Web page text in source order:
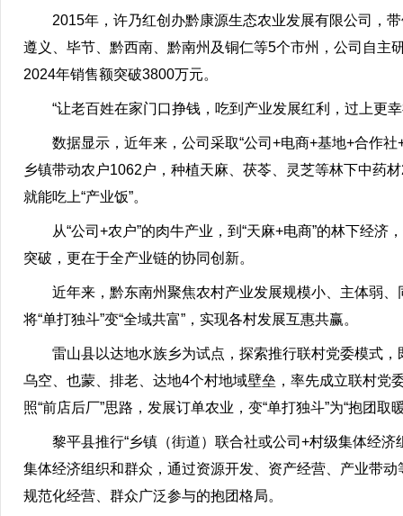
2015年，许乃红创办黔康源生态农业发展有限公司，
遵义、毕节、黔西南、黔南州及铜仁等5个市州，公司自主
2024年销售额突破3800万元。
“让老百姓在家门口挣钱，吃到产业发展红利，过上更
数据显示，近年来，公司采取“公司+电商+基地+合作
乡镇带动农户1062户，种植天麻、茯苓、灵芝等林下中药
就能吃上“产业饭”。
从“公司+农户”的肉牛产业，到“天麻+电商”的林下经
突破，更在于全产业链的协同创新。
近年来，黔东南州聚焦农村产业发展规模小、主体弱
将“单打独斗”变“全域共富”，实现各村发展互惠共赢。
雷山县以达地水族乡为试点，探索推行联村党委模式
乌空、也蒙、排老、达地4个村地域壁垒，率先成立联村党
照“前店后厂”思路，发展订单农业，变“单打独斗”为“抱团取
黎平县推行“乡镇（街道）联合社或公司+村级集体经
集体经济组织和群众，通过资源开发、资产经营、产业带
规范化经营、群众广泛参与的抱团格局。